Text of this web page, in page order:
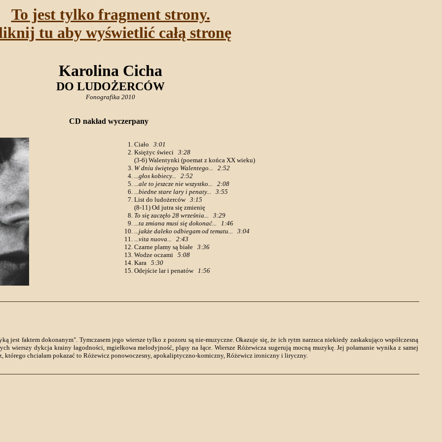
To jest tylko fragment strony.
tu aby wyświetlić całą stronę
Karolina Cicha
DO LUDOŻERCÓW
Fonografika 2010
CD nakład wyczerpany
Ciało 3:01
Księżyc świeci 3:28
(3-6) Walentynki (poemat z końca XX wieku)
W dniu świętego Walentego...
2:52
...głos kobiecy...
2:52
...ale to jeszcze nie wszystko...
2:08
...biedne stare lary i penaty...
3:55
List do ludożerców 3:15
(8-11) Od jutra się zmienię
To się zaczęło 28 września...
3:29
...ta zmiana musi się dokonać...
1:46
...jakże daleko odbiegam od tematu...
3:04
...vita nuova...
2:43
Czarne plamy są białe 3:36
Wodze oczami 5:08
Kara 5:30
Odejście lar i penatów 1:56
jest faktem dokonanym". Tymczasem jego wiersze tylko z pozoru są nie-muzyczne. Okazuje się, że ich rytm narzuca niekiedy zaskakująco współczesną
wierszy dykcja krainy łagodności, mgiełkowa melodyjność, pląsy na łące. Wiersze Różewicza sugerują mocną muzykę. Jej połamanie wynika z samej
chciałam pokazać to Różewicz ponowoczesny, apokaliptyczno-komiczny, Różewicz ironiczny i liryczny.